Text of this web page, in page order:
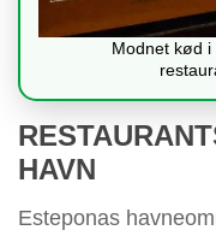
Modnet kød i
HAVN
Esteponas